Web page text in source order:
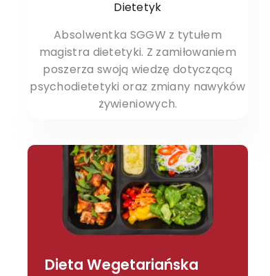
Dietetyk
Absolwentka SGGW z tytułem
magistra dietetyki. Z zamiłowaniem
poszerza swoją wiedzę dotyczącą
psychodietetyki oraz zmiany nawyków
żywieniowych.
Dieta Wegetariańska